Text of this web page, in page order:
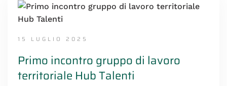
15 LUGLIO 2025
Primo incontro gruppo di lavoro
territoriale Hub Talenti